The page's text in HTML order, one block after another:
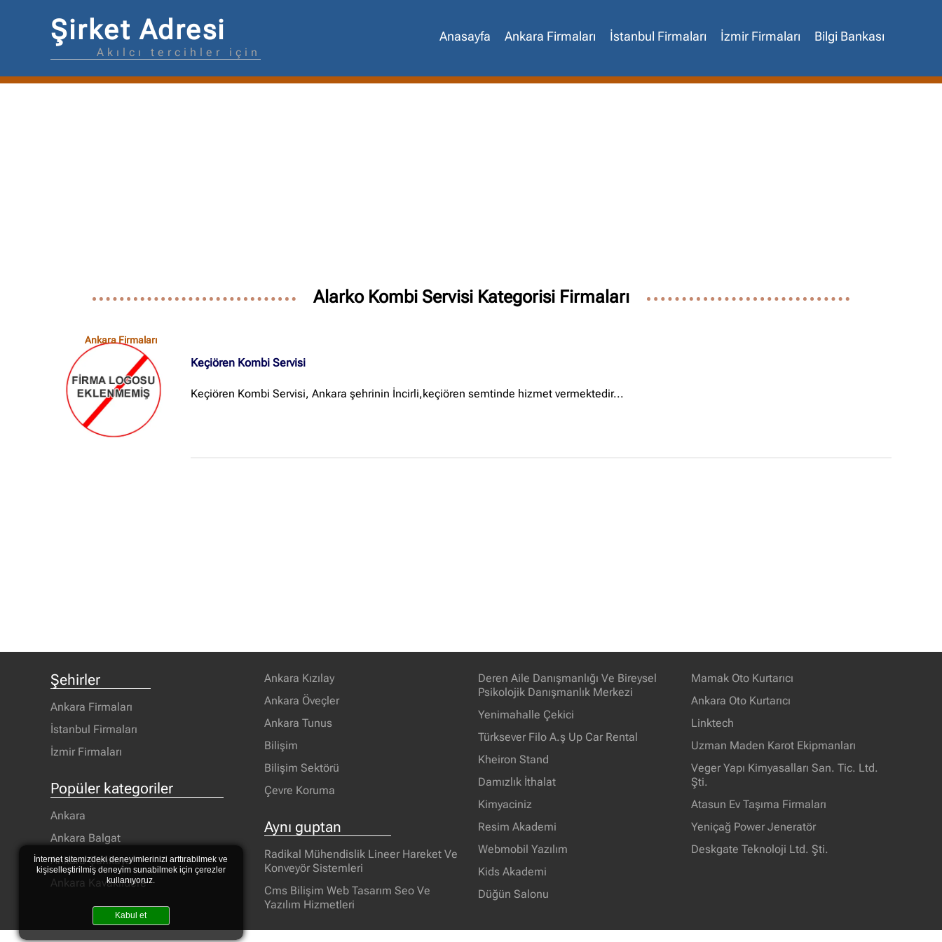
Şirket Adresi
Akılcı tercihler için
Anasayfa Ankara Firmaları İstanbul Firmaları İzmir Firmaları Bilgi Bankası
Alarko Kombi Servisi Kategorisi Firmaları
Ankara Firmaları
Keçiören Kombi Servisi
Keçiören Kombi Servisi, Ankara şehrinin İncirli,keçiören semtinde hizmet vermektedir...
Şehirler
Ankara Firmaları
İstanbul Firmaları
İzmir Firmaları
Popüler kategoriler
Ankara
Ankara Balgat
Ankara Çankaya
Ankara Kavaklıdere
Ankara Kızılay
Ankara Öveçler
Ankara Tunus
Bilişim
Bilişim Sektörü
Çevre Koruma
Aynı guptan
Radikal Mühendislik Lineer Hareket Ve
Konveyör Sistemleri
Cms Bilişim Web Tasarım Seo Ve
Yazılım Hizmetleri
Deren Aile Danışmanlığı Ve Bireysel
Psikolojik Danışmanlık Merkezi
Yenimahalle Çekici
Türksever Filo A.ş Up Car Rental
Kheiron Stand
Damızlık İthalat
Kimyaciniz
Resim Akademi
Webmobil Yazılım
Kids Akademi
Düğün Salonu
Mamak Oto Kurtarıcı
Ankara Oto Kurtarıcı
Linktech
Uzman Maden Karot Ekipmanları
Veger Yapı Kimyasalları San. Tic. Ltd.
Şti.
Atasun Ev Taşıma Firmaları
Yeniçağ Power Jeneratör
Deskgate Teknoloji Ltd. Şti.
İçerik grupları
İnternet sitemizdeki deneyimlerinizi arttırabilmek ve
kişiselleştirilmiş deneyim sunabilmek için çerezler
kullanıyoruz.
Kabul et